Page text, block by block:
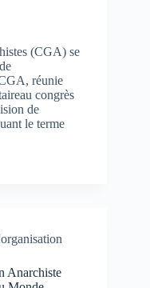
(CGA) se
réunie
congrès
de
le terme
Anarchiste